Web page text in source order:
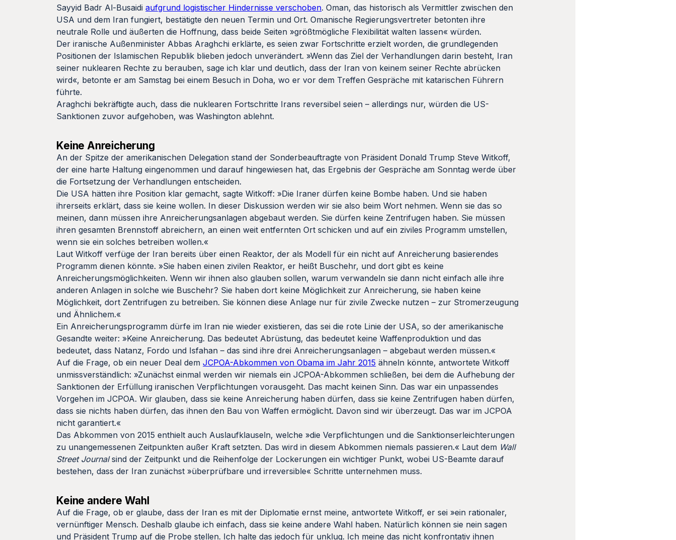
Sayyid Badr Al-Busaidiaufgrund logistischer Hindernisse verschoben. Oman, das historisch als Vermittler zwischen den
USA und dem Iran fungiert, bestätigte den neuen Termin und Ort. Omanische Regierungsvertreter betonten ihre
neutrale Rolle und äußerten die Hoffnung, dass beide Seiten »größtmögliche Flexibilität walten lassen« würden.
Der iranische Außenminister Abbas Araghchi erklärte, es seien zwar Fortschritte erzielt worden, die grundlegenden
Positionen der Islamischen Republik blieben jedoch unverändert. »Wenn das Ziel der Verhandlungen darin besteht, Iran
seiner nuklearen Rechte zu berauben, sage ich klar und deutlich, dass der Iran von keinem seiner Rechte abrücken
wird«, betonte er am Samstag bei einem Besuch in Doha, wo er vor dem Treffen Gespräche mit katarischen Führern
führte.
Araghchi bekräftigte auch, dass die nuklearen Fortschritte Irans reversibel seien – allerdings nur, würden die US-
Sanktionen zuvor aufgehoben, was Washington ablehnt.
Keine Anreicherung
An der Spitze der amerikanischen Delegation stand der Sonderbeauftragte von Präsident Donald Trump Steve Witkoff,
der eine harte Haltung eingenommen und darauf hingewiesen hat, das Ergebnis der Gespräche am Sonntag werde über
die Fortsetzung der Verhandlungen entscheiden.
Die USA hätten ihre Position klar gemacht, sagte Witkoff: »Die Iraner dürfen keine Bombe haben. Und sie haben
ihrerseits erklärt, dass sie keine wollen. In dieser Diskussion werden wir sie also beim Wort nehmen. Wenn sie das so
meinen, dann müssen ihre Anreicherungsanlagen abgebaut werden. Sie dürfen keine Zentrifugen haben. Sie müssen
ihren gesamten Brennstoff abreichern, an einen weit entfernten Ort schicken und auf ein ziviles Programm umstellen,
wenn sie ein solches betreiben wollen.«
Laut Witkoff verfüge der Iran bereits über einen Reaktor, der als Modell für ein nicht auf Anreicherung basierendes
Programm dienen könnte. »Sie haben einen zivilen Reaktor, er heißt Buschehr, und dort gibt es keine
Anreicherungsmöglichkeiten. Wenn wir ihnen also glauben sollen, warum verwandeln sie dann nicht einfach alle ihre
anderen Anlagen in solche wie Buschehr? Sie haben dort keine Möglichkeit zur Anreicherung, sie haben keine
Möglichkeit, dort Zentrifugen zu betreiben. Sie können diese Anlage nur für zivile Zwecke nutzen – zur Stromerzeugung
und Ähnlichem.«
Ein Anreicherungsprogramm dürfe im Iran nie wieder existieren, das sei die rote Linie der USA, so der amerikanische
Gesandte weiter: »Keine Anreicherung. Das bedeutet Abrüstung, das bedeutet keine Waffenproduktion und das
bedeutet, dass Natanz, Fordo und Isfahan – das sind ihre drei Anreicherungsanlagen – abgebaut werden müssen.«
Auf die Frage, ob ein neuer Deal demJCPOA-Abkommen von Obama im Jahr 2015 ähneln könnte, antwortete Witkoff
unmissverständlich: »Zunächst einmal werden wir niemals ein JCPOA-Abkommen schließen, bei dem die Aufhebung der
Sanktionen der Erfüllung iranischen Verpflichtungen vorausgeht. Das macht keinen Sinn. Das war ein unpassendes
Vorgehen im JCPOA. Wir glauben, dass sie keine Anreicherung haben dürfen, dass sie keine Zentrifugen haben dürfen,
dass sie nichts haben dürfen, das ihnen den Bau von Waffen ermöglicht. Davon sind wir überzeugt. Das war im JCPOA
nicht garantiert.«
Das Abkommen von 2015 enthielt auch Auslaufklauseln, welche »die Verpflichtungen und die Sanktionserleichterungen
zu unangemessenen Zeitpunkten außer Kraft setzten. Das wird in diesem Abkommen niemals passieren.« Laut dem Wall
Street Journalsind der Zeitpunkt und die Reihenfolge der Lockerungen ein wichtiger Punkt, wobei US-Beamte darauf
bestehen, dass der Iran zunächst »überprüfbare und irreversible« Schritte unternehmen muss.
Keine andere Wahl
Auf die Frage, ob er glaube, dass der Iran es mit der Diplomatie ernst meine, antwortete Witkoff, er sei »ein rationaler,
vernünftiger Mensch. Deshalb glaube ich einfach, dass sie keine andere Wahl haben. Natürlich können sie nein sagen
und Präsident Trump auf die Probe stellen. Ich halte das jedoch für unklug. Ich meine das nicht konfrontativ ihnen